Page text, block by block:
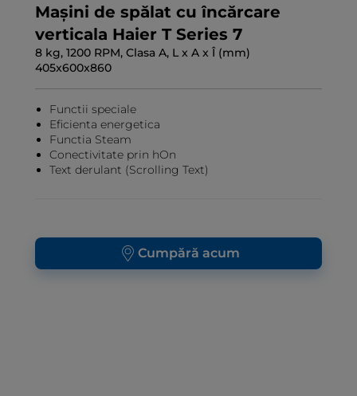
Mașini de spălat cu încărcare
verticala Haier T Series 7
8 kg, 1200 RPM, Clasa A, L x A x Î (mm)
405x600x860
Functii speciale
Eficienta energetica
Functia Steam
Conectivitate prin hOn
Text derulant (Scrolling Text)
Cumpără acum